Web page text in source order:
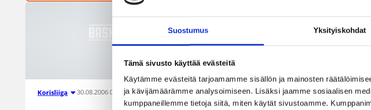
Suostumus Yksityiskohdat
Tämä sivusto käyttää evästeitä
Käytämme evästeitä tarjoamamme sisällön ja mainosten
ja kävijämäärämme analysoimiseen. Lisäksi jaamme sosiaalisen
kumppaneillemme tietoja siitä, miten käytät sivustoamme.
Korisliiga 30.08.2006 00:00